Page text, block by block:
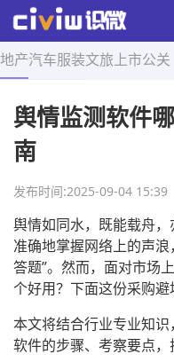
地产汽车服装文旅 上市公关
首页 > 营销技巧 > 正文
舆情监测软件
南
发布时间:2025-09-04 15:39
舆情如同水，既能载舟，
准确地掌握网络上的声浪
答题”。然而，面对市场
个好用？下面这份采购避
本文将结合行业专业知识
软件的步骤、考察要点